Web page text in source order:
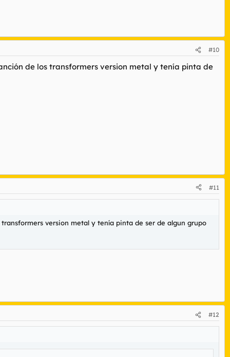
#10
de los transformers version metal y tenía pinta de
#11
version metal y tenía pinta de ser de algun grupo
#12